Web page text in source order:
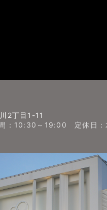
2丁目1-11
：10:30～19:00 定休日：